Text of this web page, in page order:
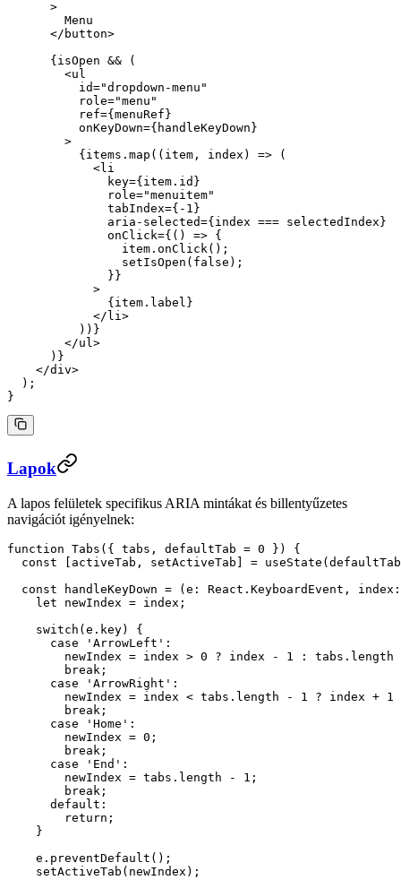
      >
        Menu
      </
button>
      {isOpen
&& (
        <
ul
          id
="dropdown-menu"
          role
="menu"
          ref
={menuRef}
          onKeyDown
={handleKeyDown}
        >
          {items.
map (( item , index ) => (
            <
li
              key
={item.id}
              role
="menuitem"
              tabIndex
={ - 1 }
              aria-selected
={index === selectedIndex}
              onClick
={() => {
                item.
onClick();
                setIsOpen
( false );
              }}
            >
              {item.label}
            </
li>
          ))}
        </
ul>
      )}
    </
div>
  );
}
Lapok
A lapos felületek specifikus ARIA mintákat és billentyűzetes
navigációt igényelnek:
function Tabs ({ tabs , defaultTab = 0 }) {
  const
activeTab , setActiveTab = useState
  const
handleKeyDown = ( e : React . KeyboardEvent , index :
    let
newIndex = index;
    switch
(e.key) {
      case
'ArrowLeft' :
        newIndex
= index > 0 ? index - 1 : tabs. length
        break
;
      case
'ArrowRight' :
        newIndex
= index < tabs. length - 1 ? index + 1
        break
;
      case
'Home' :
        newIndex
= 0 ;
        break
;
      case
'End' :
        newIndex
= tabs. length - 1 ;
        break
;
      default
:
        return
;
    }
    e.
preventDefault ();
    setActiveTab
(newIndex);